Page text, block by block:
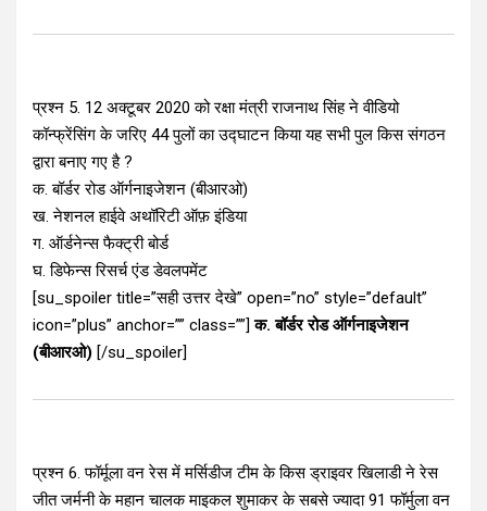
प्रश्न 5. 12 अक्टूबर 2020 को रक्षा मंत्री राजनाथ सिंह ने वीडियो
कॉन्फ्रेंसिंग के जरिए 44 पुलों का उद्घाटन किया यह सभी पुल किस संगठन
द्वारा बनाए गए है ?
क. बॉर्डर रोड ऑर्गनाइजेशन (बीआरओ)
ख. नेशनल हाईवे अथॉरिटी ऑफ़ इंडिया
ग. ऑर्डनेन्स फैक्ट्री बोर्ड
घ. डिफेन्स रिसर्च एंड डेवलपमेंट
[su_spoiler title=”सही उत्तर देखे” open=”no” style=”default”
icon=”plus” anchor=”” class=””]क. बॉर्डर रोड ऑर्गनाइजेशन
(बीआरओ) [/su_spoiler]
प्रश्न 6. फॉर्मूला वन रेस में मर्सिडीज टीम के किस ड्राइवर खिलाडी ने रेस
जीत जर्मनी के महान चालक माइकल शुमाकर के सबसे ज्यादा 91 फॉर्मुला वन